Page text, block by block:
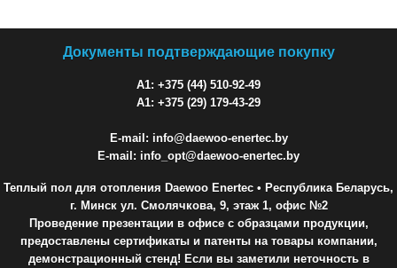
Документы подтверждающие покупку
A1: +375 (44) 510-92-49
A1: +375 (29) 179-43-29
E-mail: info@daewoo-enertec.by
E-mail: info_opt@daewoo-enertec.by
Теплый пол для отопления Daewoo Enertec • Республика Беларусь,
г. Минск ул. Смолячкова, 9, этаж 1, офис №2
Проведение презентации в офисе с образцами продукции,
предоставлены сертификаты и патенты на товары компании,
демонстрационный стенд! Если вы заметили неточность в